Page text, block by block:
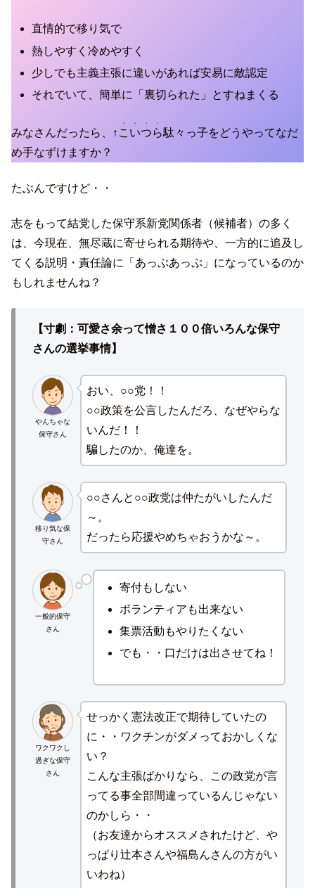
直情的で移り気で
熱しやすく冷めやすく
少しでも主義主張に違いがあれば安易に敵認定
それでいて、簡単に「裏切られた」とすねまくる
みなさんだったら、↑ こいつら
・・・・
駄々っ子をどうやってなだ
め手なずけますか？
たぶんですけど・・
志をもって結党した保守系新党関係者（候補者）の多く
は、今現在、無尽蔵に寄せられる期待や、一方的に追及し
てくる説明・責任論に「あっぷあっぷ」になっているのか
もしれませんね？
【寸劇：可愛さ余って憎さ１００倍いろんな保守
さんの選挙事情】
やんちゃな
保守さん
おい、○○党！！
○○政策を公言したんだろ、なぜやらな
いんだ！！
騙したのか、俺達を。
移り気な保
守さん
○○さんと○○政党は仲たがいしたんだ
～。
だったら応援やめちゃおうかな～。
一般的保守
さん
寄付もしない
ボランティアも出来ない
集票活動もやりたくない
でも・・口だけは出させてね！
ワクワクし
過ぎな保守
さん
せっかく憲法改正で期待していたの
に・・ワクチンがダメっておかしくな
い？
こんな主張ばかりなら、この政党が言
ってる事全部間違っているんじゃない
のかしら・・
（お友達からオススメされたけど、や
っぱり辻本さんや福島んさんの方がい
いわね）